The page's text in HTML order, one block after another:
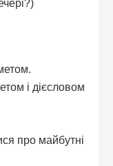
і дієсловом
про майбутні